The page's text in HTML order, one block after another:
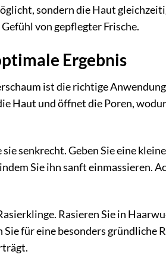
sondern die Haut
von gepflegter Frische.
Ergebnis
ist die richtige
Haut und öffnet die Poren,
senkrecht. Geben Sie eine
Sie ihn sanft einmassieren.
Rasieren Sie in
für eine besonders gründliche